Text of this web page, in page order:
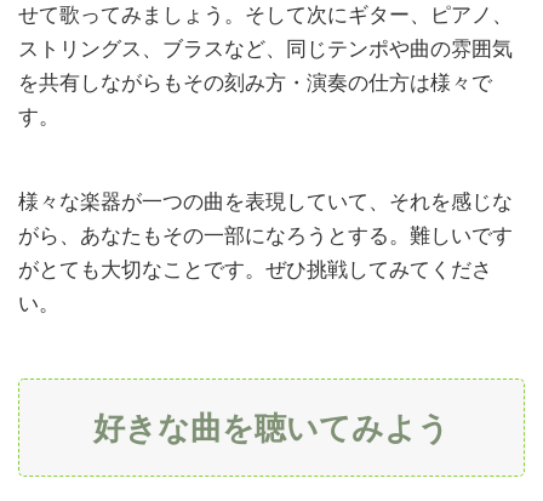
せて歌ってみましょう。そして次にギター、ピアノ、
ストリングス、ブラスなど、同じテンポや曲の雰囲気
を共有しながらもその刻み方・演奏の仕方は様々で
す。
様々な楽器が一つの曲を表現していて、それを感じな
がら、あなたもその一部になろうとする。難しいです
がとても大切なことです。ぜひ挑戦してみてくださ
い。
好きな曲を聴いてみよう